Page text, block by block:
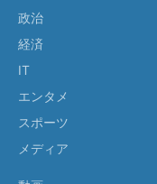
政治
経済
IT
エンタメ
スポーツ
メディア